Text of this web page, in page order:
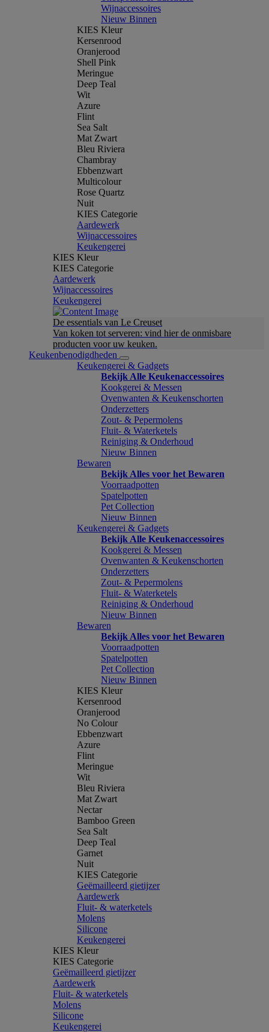
Wijnaccessoires
Nieuw Binnen
KIES Kleur
Kersenrood
Oranjerood
Shell Pink
Meringue
Deep Teal
Wit
Azure
Flint
Sea Salt
Mat Zwart
Bleu Riviera
Chambray
Ebbenzwart
Multicolour
Rose Quartz
Nuit
KIES Categorie
Aardewerk
Wijnaccessoires
Keukengerei
KIES Kleur
KIES Categorie
Aardewerk
Wijnaccessoires
Keukengerei
De essentials van Le Creuset
Van koken tot serveren: vind hier de onmisbare
producten voor uw keuken.
Keukenbenodigdheden
Keukengerei & Gadgets
Bekijk Alle Keukenaccessoires
Kookgerei & Messen
Ovenwanten & Keukenschorten
Onderzetters
Zout- & Pepermolens
Fluit- & Waterketels
Reiniging & Onderhoud
Nieuw Binnen
Bewaren
Bekijk Alles voor het Bewaren
Voorraadpotten
Spatelpotten
Pet Collection
Nieuw Binnen
Keukengerei & Gadgets
Bekijk Alle Keukenaccessoires
Kookgerei & Messen
Ovenwanten & Keukenschorten
Onderzetters
Zout- & Pepermolens
Fluit- & Waterketels
Reiniging & Onderhoud
Nieuw Binnen
Bewaren
Bekijk Alles voor het Bewaren
Voorraadpotten
Spatelpotten
Pet Collection
Nieuw Binnen
KIES Kleur
Kersenrood
Oranjerood
No Colour
Ebbenzwart
Azure
Flint
Meringue
Wit
Bleu Riviera
Mat Zwart
Nectar
Bamboo Green
Sea Salt
Deep Teal
Garnet
Nuit
KIES Categorie
Geëmailleerd gietijzer
Aardewerk
Fluit- & waterketels
Molens
Silicone
Keukengerei
KIES Kleur
KIES Categorie
Geëmailleerd gietijzer
Aardewerk
Fluit- & waterketels
Molens
Silicone
Keukengerei